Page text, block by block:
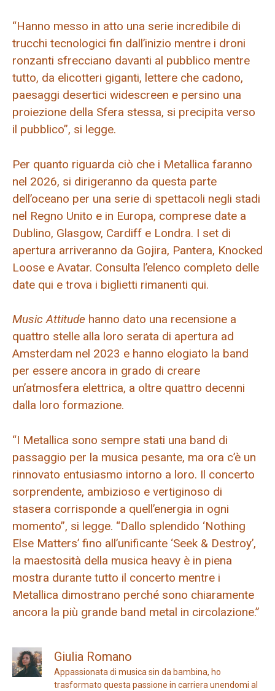
“Hanno messo in atto una serie incredibile di
trucchi tecnologici fin dall’inizio mentre i droni
ronzanti sfrecciano davanti al pubblico mentre
tutto, da elicotteri giganti, lettere che cadono,
paesaggi desertici widescreen e persino una
proiezione della Sfera stessa, si precipita verso
il pubblico”, si legge.
Per quanto riguarda ciò che i Metallica faranno
nel 2026, si dirigeranno da questa parte
dell’oceano per una serie di spettacoli negli stadi
nel Regno Unito e in Europa, comprese date a
Dublino, Glasgow, Cardiff e Londra. I set di
apertura arriveranno da Gojira, Pantera, Knocked
Loose e Avatar. Consulta l’elenco completo delle
date qui e trova i biglietti rimanenti qui.
Music Attitude hanno dato una recensione a
quattro stelle alla loro serata di apertura ad
Amsterdam nel 2023 e hanno elogiato la band
per essere ancora in grado di creare
un’atmosfera elettrica, a oltre quattro decenni
dalla loro formazione.
“I Metallica sono sempre stati una band di
passaggio per la musica pesante, ma ora c’è un
rinnovato entusiasmo intorno a loro. Il concerto
sorprendente, ambizioso e vertiginoso di
stasera corrisponde a quell’energia in ogni
momento”, si legge. “Dallo splendido ‘Nothing
Else Matters’ fino all’unificante ‘Seek & Destroy’,
la maestosità della musica heavy è in piena
mostra durante tutto il concerto mentre i
Metallica dimostrano perché sono chiaramente
ancora la più grande band metal in circolazione.”
Giulia Romano
Appassionata di musica sin da bambina, ho
trasformato questa passione in carriera unendomi al